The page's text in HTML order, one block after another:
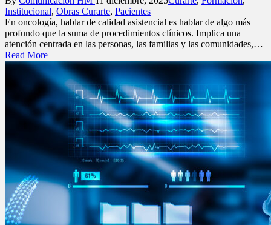
by
Institucional, Obras Curarte, Pacientes
En oncología, hablar de calidad asistencial es hablar de algo más
profundo que la suma de procedimientos clínicos. Implica una
atención centrada en las personas, las familias y las comunidades,…
Read More